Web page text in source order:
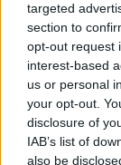
targeted
section to
opt-out request
interest-based
us or personal
your opt-out.
disclosure of
IAB’s list of
also be
då görs
NYHETER 04